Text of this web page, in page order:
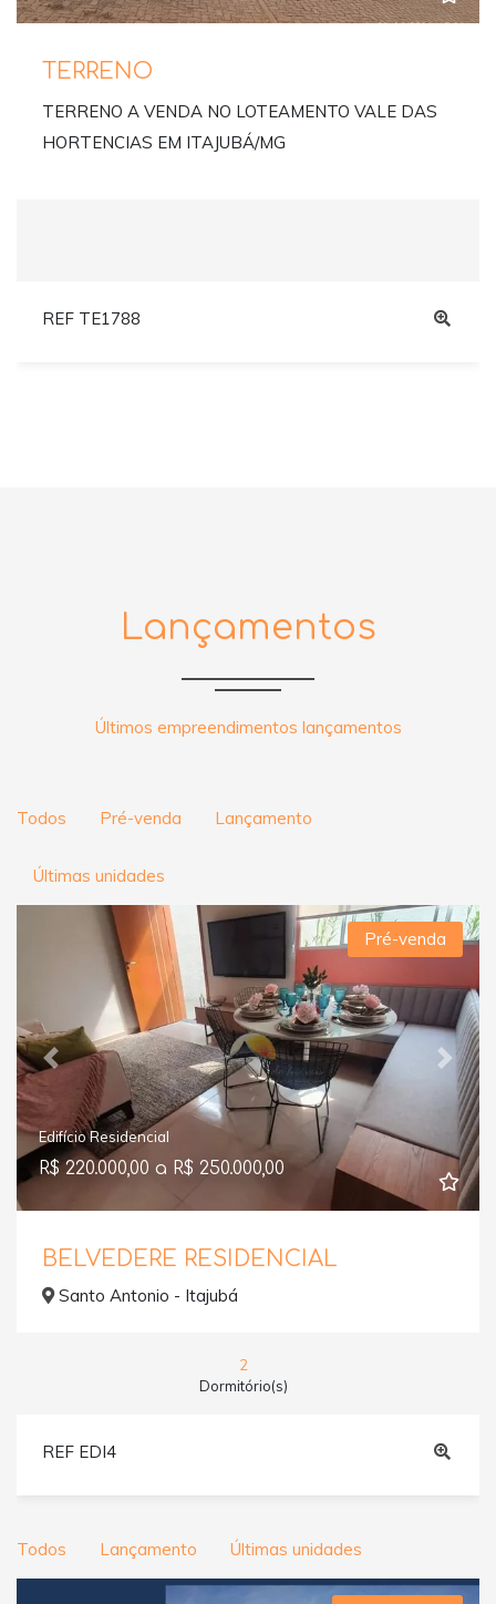
TERRENO
TERRENO A VENDA NO LOTEAMENTO VALE DAS
HORTENCIAS EM ITAJUBÁ/MG
REF TE1788
Lançamentos
Últimos empreendimentos lançamentos
Todos Pré-venda Lançamento
Últimas unidades
Previous Next
Pré-venda
Edifício Residencial
R$ 220.000,00 a R$ 250.000,00
BELVEDERE RESIDENCIAL
Santo Antonio - Itajubá
2
Dormitório(s)
REF EDI4
Todos Lançamento Últimas unidades